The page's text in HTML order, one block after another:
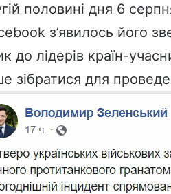
половині дня 6
з’явилось його
до лідерів країн-
зібратися для